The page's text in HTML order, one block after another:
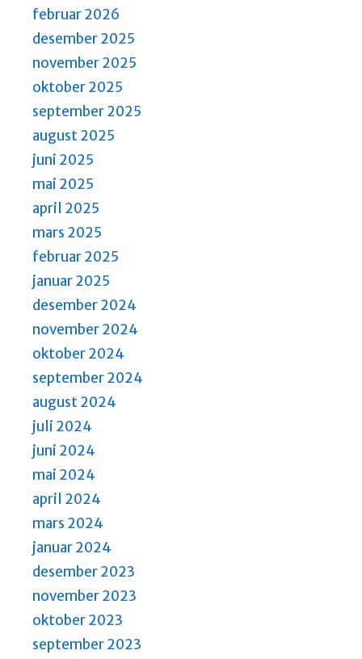
februar 2026
desember 2025
november 2025
oktober 2025
september 2025
august 2025
juni 2025
mai 2025
april 2025
mars 2025
februar 2025
januar 2025
desember 2024
november 2024
oktober 2024
september 2024
august 2024
juli 2024
juni 2024
mai 2024
april 2024
mars 2024
januar 2024
desember 2023
november 2023
oktober 2023
september 2023